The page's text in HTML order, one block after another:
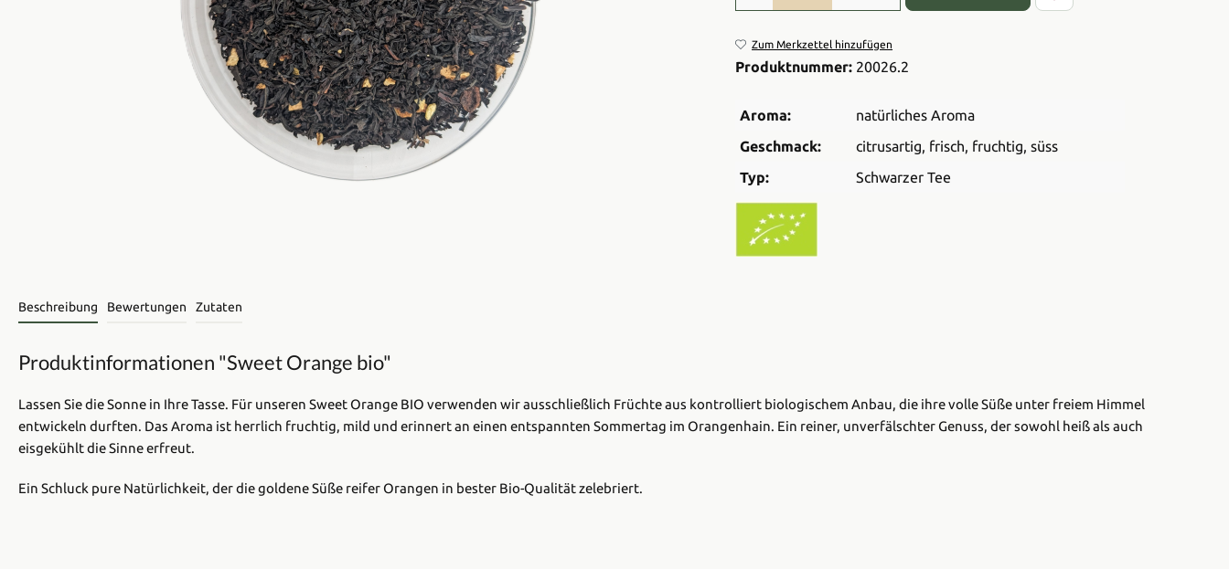
Zum Merkzettel hinzufügen
Produktnummer: 20026.2
Aroma:
natürliches Aroma
Geschmack:
citrusartig, frisch, fruchtig, süss
Typ:
Schwarzer Tee
Beschreibung Bewertungen Zutaten
Produktinformationen "Sweet Orange bio"
Lassen Sie die Sonne in Ihre Tasse. Für unseren Sweet Orange BIO verwenden wir ausschließlich Früchte aus kontrolliert biologischem Anbau, die ihre volle Süße unter freiem Himmel
entwickeln durften. Das Aroma ist herrlich fruchtig, mild und erinnert an einen entspannten Sommertag im Orangenhain. Ein reiner, unverfälschter Genuss, der sowohl heiß als auch
eisgekühlt die Sinne erfreut.
Ein Schluck pure Natürlichkeit, der die goldene Süße reifer Orangen in bester Bio-Qualität zelebriert.